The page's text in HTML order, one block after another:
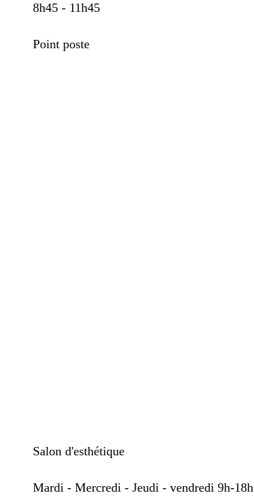
8h45 - 11h45
Point poste
Salon d'esthétique
Mardi - Mercredi - Jeudi - vendredi 9h-18h